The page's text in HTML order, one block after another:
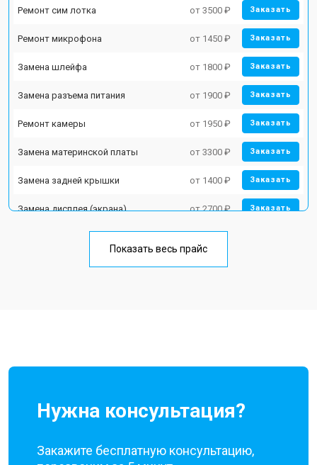
Ремонт сим лотка от 3500 ₽ Заказать
Ремонт микрофона от 1450 ₽ Заказать
Замена шлейфа от 1800 ₽ Заказать
Замена разъема питания от 1900 ₽ Заказать
Ремонт камеры от 1950 ₽ Заказать
Замена материнской платы от 3300 ₽ Заказать
Замена задней крышки от 1400 ₽ Заказать
Замена дисплея (экрана) от 2700 ₽ Заказать
Замена кнопки включения от 1750 ₽
Показать весь прайс
Нужна консультация?
Закажите бесплатную консультацию,